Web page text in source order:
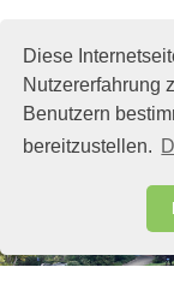
Diese
Nutzererfahrung
Benutzern
bereitzustellen.